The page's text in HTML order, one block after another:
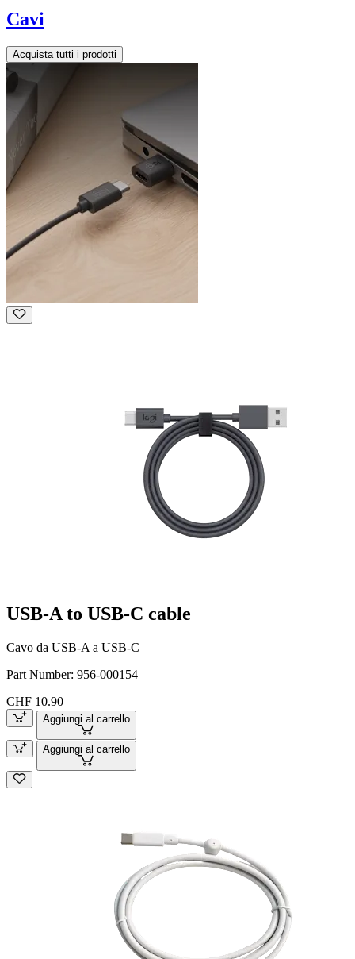
Cavi
Acquista tutti i prodotti
USB-A to USB-C cable
Cavo da USB-A a USB-C
Part Number: 956-000154
CHF 10.90
Aggiungi al carrello
Aggiungi al carrello